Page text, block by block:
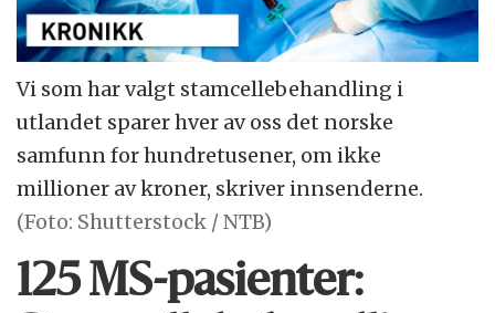
Vi som har valgt stamcellebehandling i
utlandet sparer hver av oss det norske
samfunn for hundretusener, om ikke
millioner av kroner, skriver innsenderne.
(Foto: Shutterstock / NTB)
125 MS-pasienter: